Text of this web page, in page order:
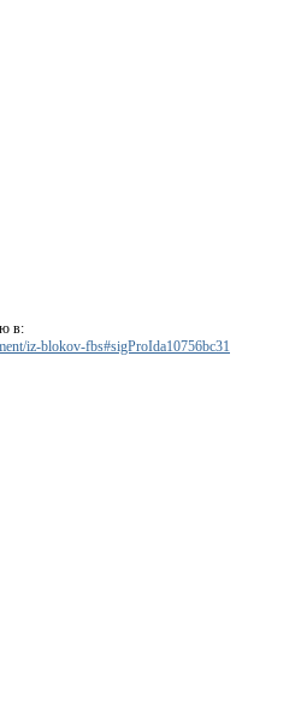
в:
iz-blokov-fbs#sigProIda10756bc31